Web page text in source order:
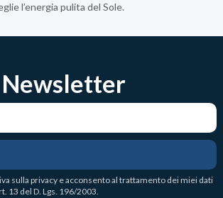
l’energia pulita del Sole.
Newsletter
sulla privacy e acconsento al trattamento dei miei dati
13 del D. Lgs. 196/2003.